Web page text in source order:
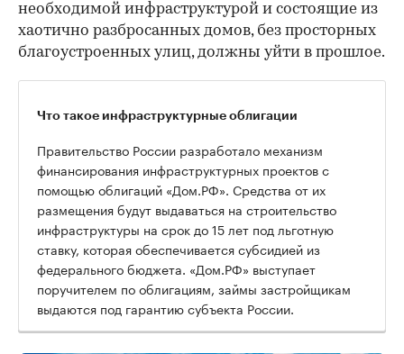
необходимой инфраструктурой и состоящие из
хаотично разбросанных домов, без просторных
благоустроенных улиц, должны уйти в прошлое.
Что такое инфраструктурные облигации
Правительство России разработало механизм
финансирования инфраструктурных проектов с
помощью облигаций «Дом.РФ». Средства от их
размещения будут выдаваться на строительство
инфраструктуры на срок до 15 лет под льготную
ставку, которая обеспечивается субсидией из
федерального бюджета. «Дом.РФ» выступает
поручителем по облигациям, займы застройщикам
выдаются под гарантию субъекта России.